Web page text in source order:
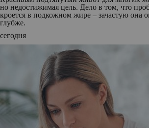
но недостижимая цель. Дело в том, что
кроется в подкожном жире – зачастую она
глубже.
сегодня